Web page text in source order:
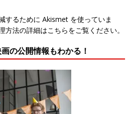
するために Akismet を使っていま
方法の詳細はこちらをご覧ください。
の公開情報もわかる！